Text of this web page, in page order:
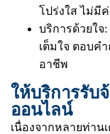
โปร่งใส ไม่มี
บริการด้วยใจ
เต็มใจ ตอบค
อาชีพ
ให้บริการรับ
ออนไลน์
เนื่องจากหลายท่าน